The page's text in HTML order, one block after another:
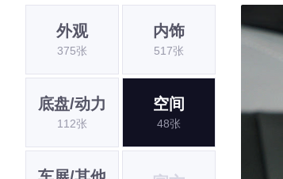
外观
375张
内饰
517张
底盘/动力
112张
空间
48张